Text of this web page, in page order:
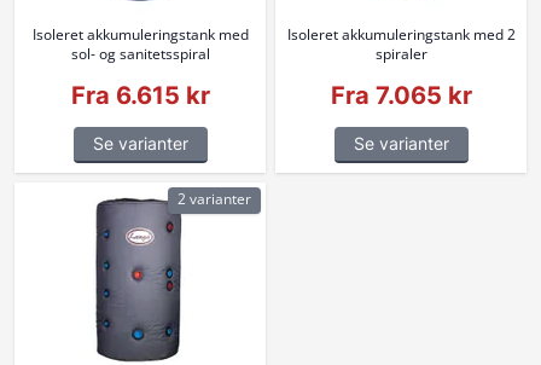
Isoleret akkumuleringstank med
sol- og sanitetsspiral
Fra 6.615 kr
Se varianter
Isoleret akkumuleringstank med 2
spiraler
Fra 7.065 kr
Se varianter
2 varianter